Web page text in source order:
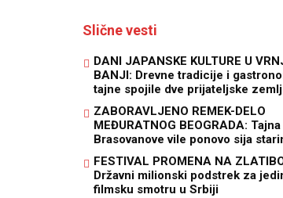
Slične vesti
DANI JAPANSKE KULTURE U
BANJI: Drevne tradicije i
tajne spojile dve prijateljske
ZABORAVLJENO REMEK-DELO
MEĐURATNOG BEOGRADA: Tajna
Brasovanove vile ponovo sija
FESTIVAL PROMENA NA
Državni milionski podstrek za
filmsku smotru u Srbiji